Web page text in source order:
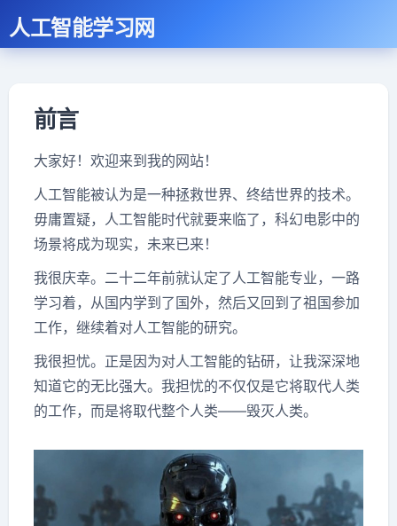
人工智能学习网
前言
大家好！欢迎来到我的网站！
人工智能被认为是一种拯救世界、终结世界的技术。
毋庸置疑，人工智能时代就要来临了，科幻电影中的
场景将成为现实，未来已来！
我很庆幸。二十二年前就认定了人工智能专业，一路
学习着，从国内学到了国外，然后又回到了祖国参加
工作，继续着对人工智能的研究。
我很担忧。正是因为对人工智能的钻研，让我深深地
知道它的无比强大。我担忧的不仅仅是它将取代人类
的工作，而是将取代整个人类——毁灭人类。